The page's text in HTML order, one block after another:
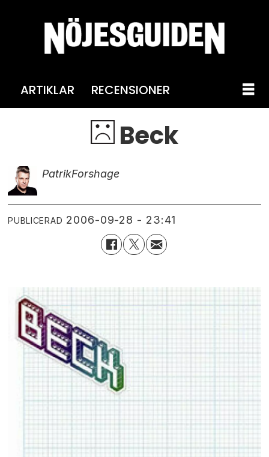
ARTIKLAR RECENSIONER
Beck
PatrikForshage
PUBLICERAD 2006-09-28 - 23:41